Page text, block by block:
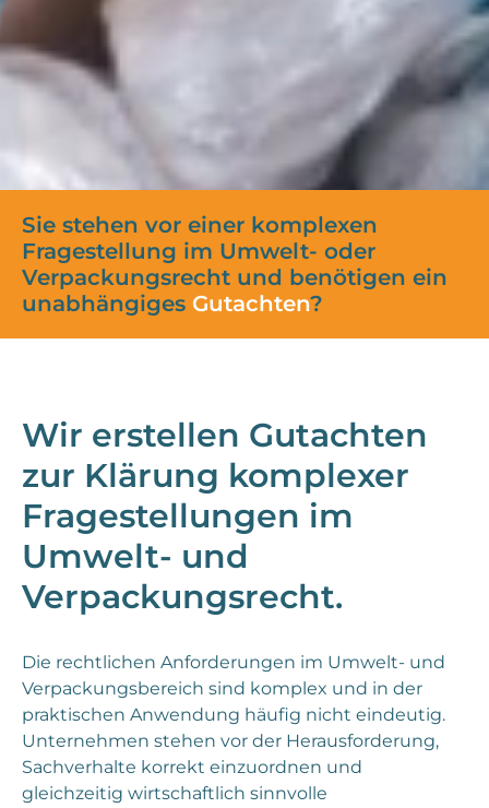
Sie stehen vor einer komplexen
Fragestellung im Umwelt- oder
Verpackungsrecht und benötigen ein
unabhängiges Gutachten?
Wir erstellen Gutachten
zur Klärung komplexer
Fragestellungen im
Umwelt- und
Verpackungsrecht.
Die rechtlichen Anforderungen im Umwelt- und
Verpackungsbereich sind komplex und in der
praktischen Anwendung häufig nicht eindeutig.
Unternehmen stehen vor der Herausforderung,
Sachverhalte korrekt einzuordnen und
gleichzeitig wirtschaftlich sinnvolle